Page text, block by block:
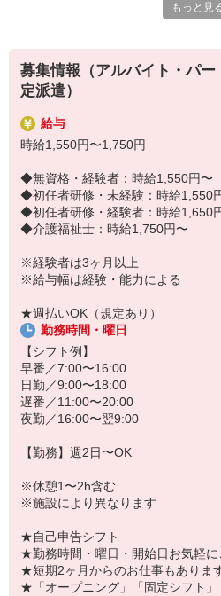
ブランクがあってもしっかりフォロ
・薬やおしぼりの準備などのケア
・体操や季節ごとのレクリエーション
・歩行、車椅子の介助
・見守り
※施設により異なります
20代・30代・40代・50代・60代、
若手からミドル、中高年（エルダー
中！
「すぐに働けるところはないかな…」
「しっかり稼げるアルバイトを探して
もっと見
募集情報（アルバイト・パ
定派遣）
給与
時給1,550円〜1,750円
◆無資格・経験者：時給1,550円〜
◆初任者研修・未経験：時給1,550
◆初任者研修・経験者：時給1,650
◆介護福祉士：時給1,750円〜
※経験者は3ヶ月以上
※給与幅は経験・能力による
★週払いOK（規定あり）
勤務時間・曜日
【シフト例】
早番／7:00〜16:00
日勤／9:00〜18:00
遅番／11:00〜20:00
夜勤／16:00〜翌9:00
【勤務】週2日〜OK
※休憩1〜2h含む
※施設により異なります
★自己申告シフト
★勤務時間・曜日・開始日お気軽に
★短期2ヶ月からのお仕事もありま
★「オープニング」「固定シフト